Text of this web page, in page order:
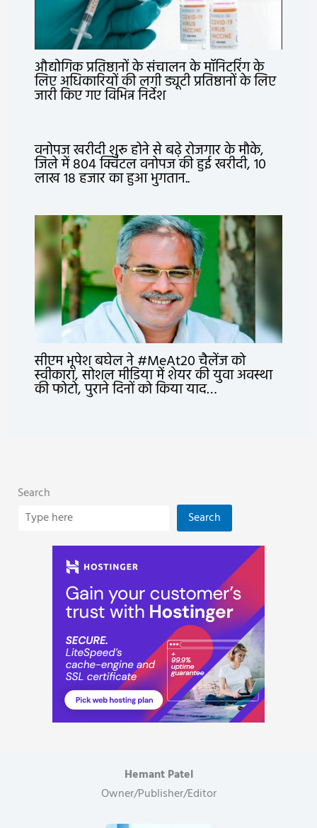
औद्योगिक प्रतिष्ठानों के संचालन के मॉनिटरिंग के
लिए अधिकारियों की लगी ड्यूटी प्रतिष्ठानों के लिए
जारी किए गए विभिन्न निर्देश
वनोपज खरीदी शुरू होने से बढ़े रोजगार के मौके,
जिले में 804 क्विंटल वनोपज की हुई खरीदी, 10
लाख 18 हजार का हुआ भुगतान..
सीएम भूपेश बघेल ने #MeAt20 चैलेंज को
स्वीकारा, सोशल मीडिया में शेयर की युवा अवस्था
की फोटो, पुराने दिनों को किया याद…
Search
Search
Hemant Patel
Owner/Publisher/Editor